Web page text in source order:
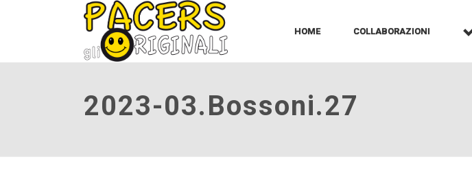
HOME COLLABORAZIONI
2023-03.bossoni.27